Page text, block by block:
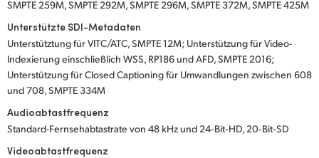
SMPTE 259M, SMPTE 292M, SMPTE 296M, SMPTE 372M, SMPTE 425M
Unterstützte SDI-Metadaten
Unterstütztung für VITC/ATC, SMPTE 12M; Unterstützung für Video-
Indexierung einschließlich WSS, RP186 und AFD, SMPTE 2016;
Unterstützung für Closed Captioning für Umwandlungen zwischen 608
und 708, SMPTE 334M
Audioabtastfrequenz
Standard-Fernsehabtastrate von 48 kHz und 24‑Bit‑HD, 20‑Bit‑SD
Videoabtastfrequenz